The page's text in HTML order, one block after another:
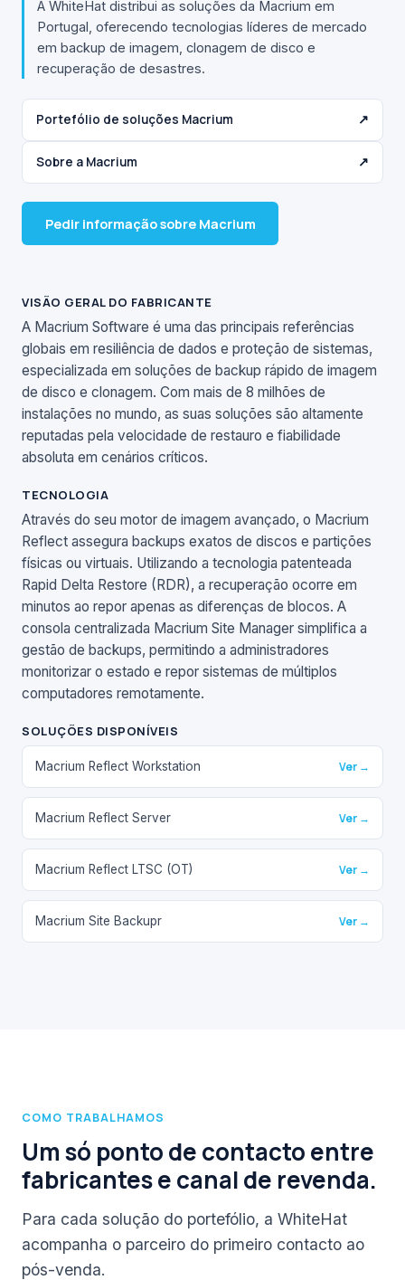
A WhiteHat distribui as soluções da Macrium em
Portugal, oferecendo tecnologias líderes de mercado
em backup de imagem, clonagem de disco e
recuperação de desastres.
Portefólio de soluções Macrium ↗
Sobre a Macrium ↗
Pedir informação sobre Macrium
VISÃO GERAL DO FABRICANTE
A Macrium Software é uma das principais referências
globais em resiliência de dados e proteção de sistemas,
especializada em soluções de backup rápido de imagem
de disco e clonagem. Com mais de 8 milhões de
instalações no mundo, as suas soluções são altamente
reputadas pela velocidade de restauro e fiabilidade
absoluta em cenários críticos.
TECNOLOGIA
Através do seu motor de imagem avançado, o Macrium
Reflect assegura backups exatos de discos e partições
físicas ou virtuais. Utilizando a tecnologia patenteada
Rapid Delta Restore (RDR), a recuperação ocorre em
minutos ao repor apenas as diferenças de blocos. A
consola centralizada Macrium Site Manager simplifica a
gestão de backups, permitindo a administradores
monitorizar o estado e repor sistemas de múltiplos
computadores remotamente.
SOLUÇÕES DISPONÍVEIS
Macrium Reflect Workstation Ver →
Macrium Reflect Server Ver →
Macrium Reflect LTSC (OT) Ver →
Macrium Site Backupr Ver →
COMO TRABALHAMOS
Um só ponto de contacto entre
fabricantes e canal de revenda.
Para cada solução do portefólio, a WhiteHat
acompanha o parceiro do primeiro contacto ao
pós-venda.